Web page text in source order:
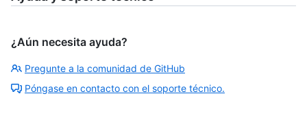
¿Aún necesita ayuda?
Pregunte a la comunidad de GitHub
Póngase en contacto con el soporte técnico.